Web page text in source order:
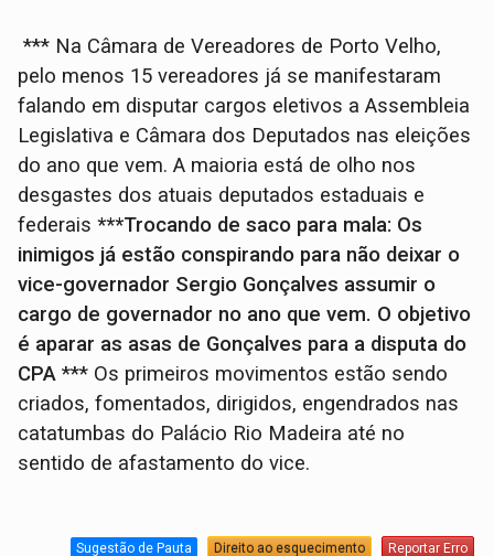
*** Na Câmara de Vereadores de Porto Velho,
pelo menos 15 vereadores já se manifestaram
falando em disputar cargos eletivos a Assembleia
Legislativa e Câmara dos Deputados nas eleições
do ano que vem. A maioria está de olho nos
desgastes dos atuais deputados estaduais e
federais***Trocando de saco para mala: Os
inimigos já estão conspirando para não deixar o
vice-governador Sergio Gonçalves assumir o
cargo de governador no ano que vem. O objetivo
é aparar as asas de Gonçalves para a disputa do
CPA*** Os primeiros movimentos estão sendo
criados, fomentados, dirigidos, engendrados nas
catatumbas do Palácio Rio Madeira até no
sentido de afastamento do vice.
Sugestão de Pauta Direito ao esquecimento Reportar Erro